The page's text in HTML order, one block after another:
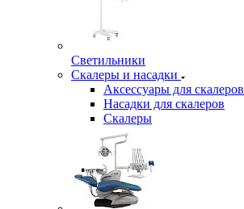
Светильники
Скалеры и насадки
Аксессуары для скалеров
Насадки для скалеров
Скалеры